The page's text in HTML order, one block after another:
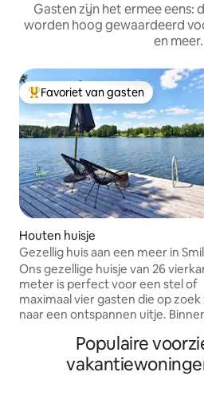
Gasten zijn het ermee eens:
worden hoog gewaardeerd
en meer.
Topfavoriet van gasten
Favoriet van gasten
Houten huisje
Gezellig huis aan een meer in
Ons gezellige huisje van 26
meter is perfect voor een stel of
maximaal vier gasten die op
naar een ontspannen uitje.
tweepersoonsbed, extra
slaapmogelijkheden en een
met douche. De airconditioning
Populaire